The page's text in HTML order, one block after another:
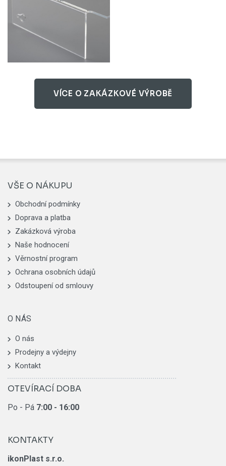
VÍCE O ZAKÁZKOVÉ VÝROBĚ
VŠE O NÁKUPU
Obchodní podmínky
Doprava a platba
Zakázková výroba
Naše hodnocení
Věrnostní program
Ochrana osobních údajů
Odstoupení od smlouvy
O NÁS
O nás
Prodejny a výdejny
Kontakt
OTEVÍRACÍ DOBA
Po - Pá 7:00 - 16:00
KONTAKTY
ikonPlast s.r.o.